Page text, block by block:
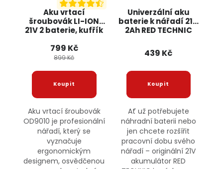
Aku vrtací
šroubovák LI-ION
21V 2 baterie, kufřík
+ příslušenství
OD9010 ONDRAGON
799 Kč
899 Kč
Aku vrtací šroubovák
OD9010 je profesionální
nářadí, který se
vyznačuje
ergonomickým
designem, osvědčenou
Univerzální aku
baterie k nářadí 21V
2Ah RED TECHNIC
439 Kč
Ať už potřebujete
náhradní baterii nebo
jen chcete rozšířit
pracovní dobu svého
nářadí – originální 21V
akumulátor RED